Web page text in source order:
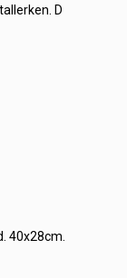
D
40x28cm.